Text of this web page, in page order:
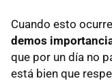
Cuando esto
demos
que por un día no
está bien que